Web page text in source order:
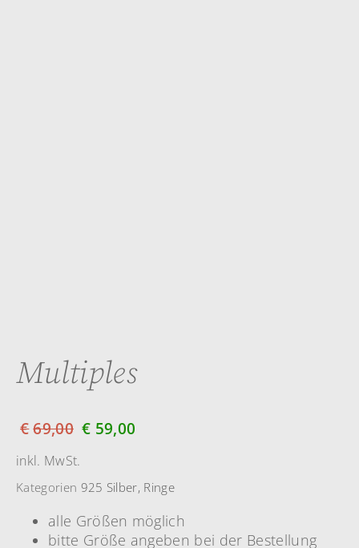
Multiples
€69,00 € 59,00
inkl. MwSt.
Kategorien 925 Silber, Ringe
alle Größen möglich
bitte Größe angeben bei der Bestellung